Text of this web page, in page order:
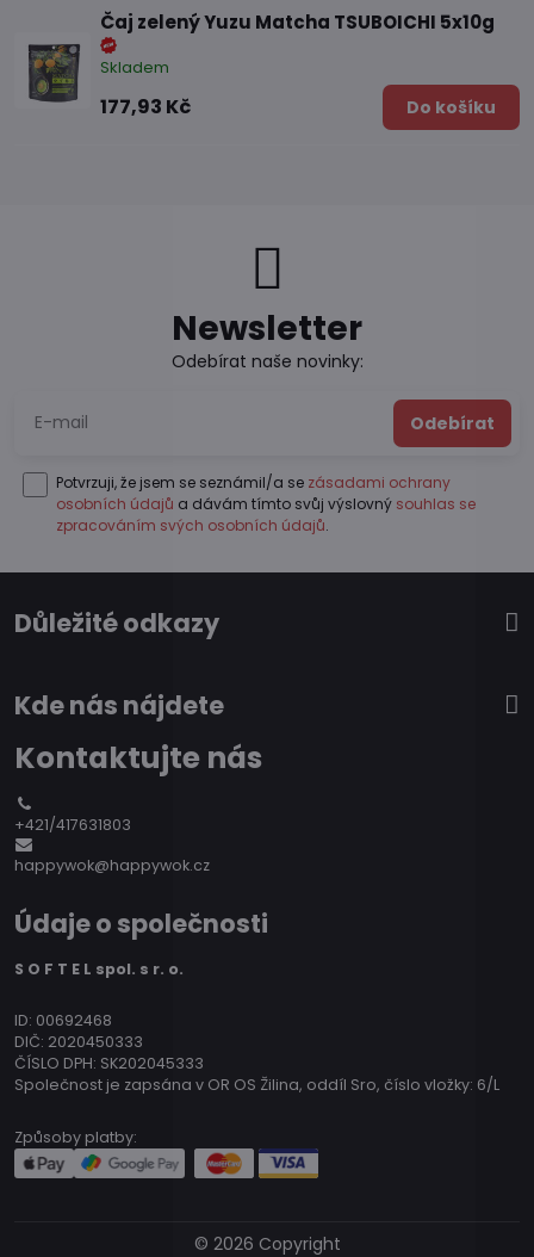
Čaj zelený Yuzu Matcha TSUBOICHI 5x10g
Skladem
177,93 Kč Do košíku
Newsletter
Odebírat naše novinky:
Odebírat
Potvrzuji, že jsem se seznámil/a se zásadami ochrany
osobních údajů a dávám tímto svůj výslovný souhlas se
zpracováním svých osobních údajů.
Důležité odkazy
Kde nás nájdete
Kontaktujte nás
+421/417631803
happywok@happywok.cz
Údaje o společnosti
S O F T E L spol. s r. o.
ID: 00692468
DIČ: 2020450333
ČÍSLO DPH: SK202045333
Společnost je zapsána v OR OS Žilina, oddíl Sro, číslo vložky: 6/L
Způsoby platby:
© 2026 Copyright